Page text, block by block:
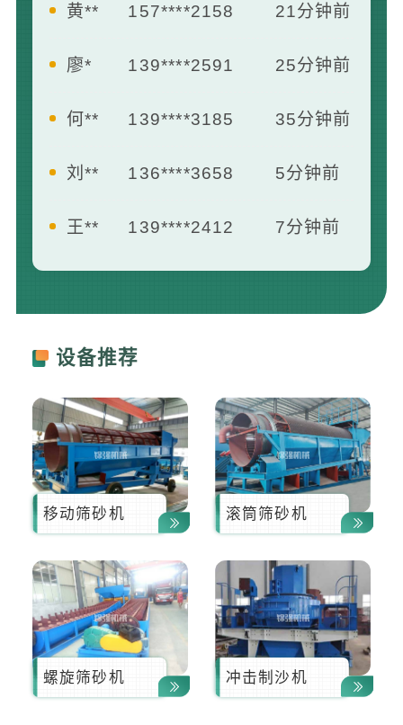
黄** 157****2158 21分钟前
廖* 139****2591 25分钟前
何** 139****3185 35分钟前
刘** 136****3658 5分钟前
王** 139****2412 7分钟前
设备推荐
移动筛砂机 滚筒筛砂机
螺旋筛砂机 冲击制沙机